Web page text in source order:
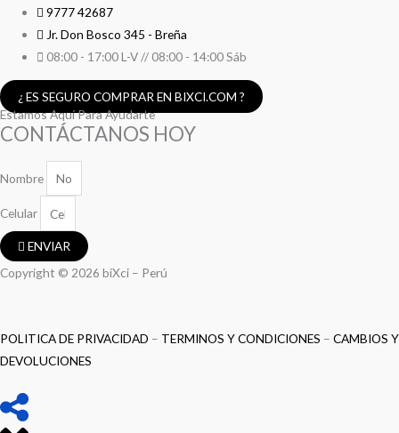
9777 42687
Jr. Don Bosco 345 - Breña
08:00 - 17:00 L-V // 08:00 - 14:00 Sáb
¿ ES SEGURO COMPRAR EN BIXCI.COM ?
Estamos Aquí Para Ayudarte
CONTÁCTANOS HOY
Nombre
Celular
ENVIAR
Copyright © 2026 biXci – Perú
POLITICA DE PRIVACIDAD – TERMINOS Y CONDICIONES – CAMBIOS Y
DEVOLUCIONES